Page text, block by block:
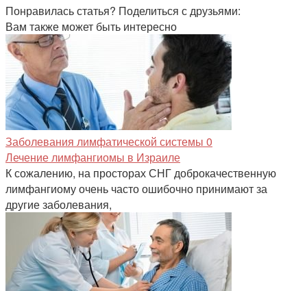
Понравилась статья? Поделиться с друзьями:
Вам также может быть интересно
Заболевания лимфатической системы 0
Лечение лимфангиомы в Израиле
К сожалению, на просторах СНГ доброкачественную
лимфангиому очень часто ошибочно принимают за
другие заболевания,